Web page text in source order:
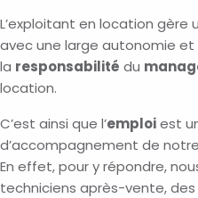
L’exploitant en location gère
avec une large autonomie
la responsabilité du
location.
C’est ainsi que l’emploiest
d’accompagnement de
En effet, pour y répondre,
techniciens après-vente,